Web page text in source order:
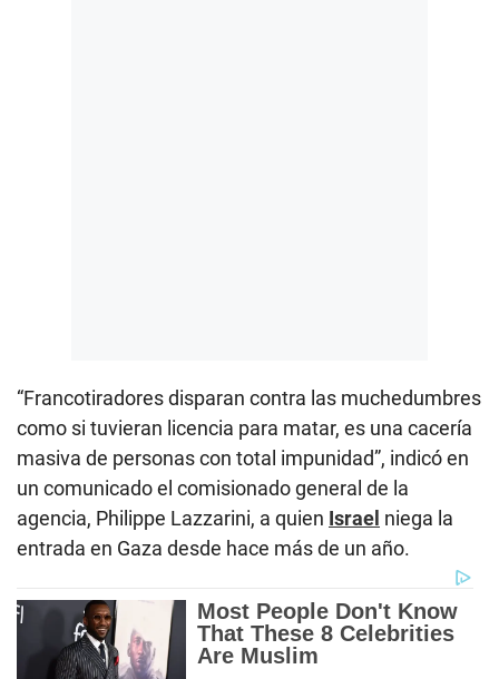
“Francotiradores disparan contra las muchedumbres
como si tuvieran licencia para matar, es una cacería
masiva de personas con total impunidad”, indicó en
un comunicado el comisionado general de la
agencia, Philippe Lazzarini, a quien Israel niega la
entrada en Gaza desde hace más de un año.